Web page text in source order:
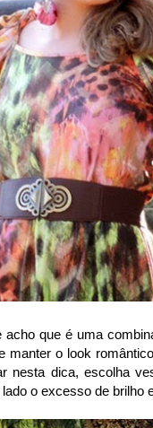
que é uma
manter o look
nesta dica, escolha
o excesso de brilho